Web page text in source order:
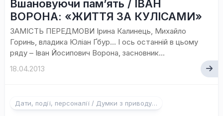
Вшановуючи пам’ять / ІВАН
ВОРОНА: «ЖИТТЯ ЗА КУЛІСАМИ»
ЗАМІСТЬ ПЕРЕДМОВИ Ірина Калинець, Михайло
Горинь, владика Юліан Ґбур… І ось останній в цьому
ряду – Іван Йосипович Ворона, засновник...
18.04.2013
Дати, події, персоналії / Думки з приводу…